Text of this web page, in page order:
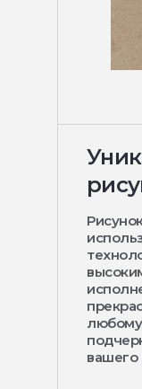
любому
вашего